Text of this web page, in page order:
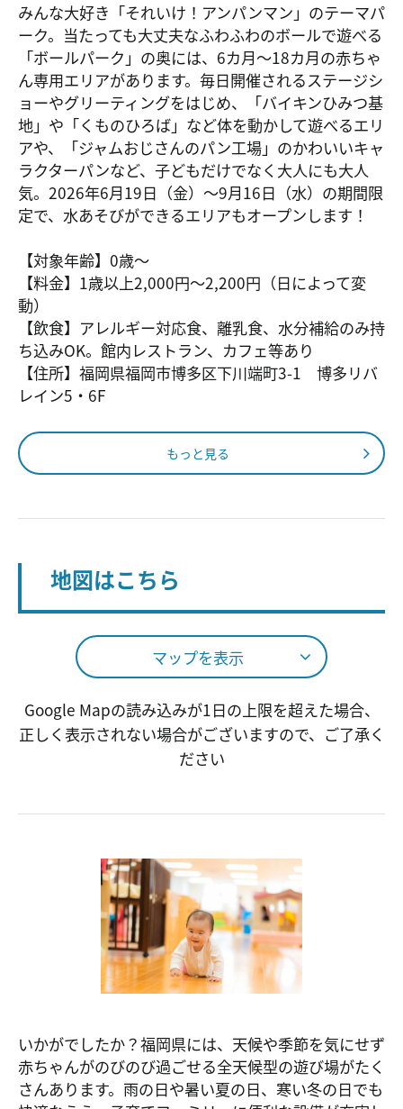
みんな大好き「それいけ！アンパンマン」のテーマパ
ーク。当たっても大丈夫なふわふわのボールで遊べる
「ボールパーク」の奥には、6カ月～18カ月の赤ちゃ
ん専用エリアがあります。毎日開催されるステージシ
ョーやグリーティングをはじめ、「バイキンひみつ基
地」や「くものひろば」など体を動かして遊べるエリ
アや、「ジャムおじさんのパン工場」のかわいいキャ
ラクターパンなど、子どもだけでなく大人にも大人
気。2026年6月19日（金）～9月16日（水）の期間限
定で、水あそびができるエリアもオープンします！
【対象年齢】0歳～
【料金】1歳以上2,000円～2,200円（日によって変
動）
【飲食】アレルギー対応食、離乳食、水分補給のみ持
ち込みOK。館内レストラン、カフェ等あり
【住所】福岡県福岡市博多区下川端町3-1 博多リバ
レイン5・6F
もっと見る
地図はこちら
マップを表示
Google Mapの読み込みが1日の上限を超えた場合、
正しく表示されない場合がございますので、ご了承く
ださい
いかがでしたか？福岡県には、天候や季節を気にせず
赤ちゃんがのびのび過ごせる全天候型の遊び場がたく
さんあります。雨の日や暑い夏の日、寒い冬の日でも